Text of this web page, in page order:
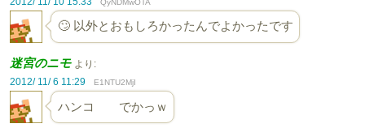
QyNDMwOTA
🙄 以外とおもしろかったんでよかったです
迷宮のニモ より:
2012/ 11/ 6 11:29
E1NTU2MjI
ハンコ でかっｗ